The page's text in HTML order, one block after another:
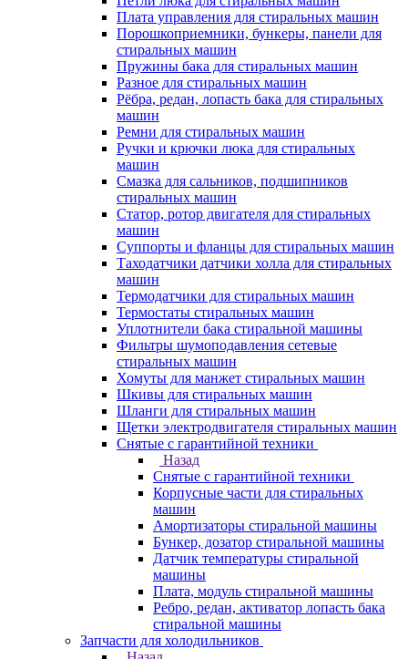
Плата управления для стиральных машин
Порошкоприемники, бункеры, панели для
стиральных машин
Пружины бака для стиральных машин
Разное для стиральных машин
Рёбра, редан, лопасть бака для стиральных
машин
Ремни для стиральных машин
Ручки и крючки люка для стиральных
машин
Смазка для сальников, подшипников
стиральных машин
Статор, ротор двигателя для стиральных
машин
Суппорты и фланцы для стиральных машин
Таходатчики датчики холла для стиральных
машин
Термодатчики для стиральных машин
Термостаты стиральных машин
Уплотнители бака стиральной машины
Фильтры шумоподавления сетевые
стиральных машин
Хомуты для манжет стиральных машин
Шкивы для стиральных машин
Шланги для стиральных машин
Щетки электродвигателя стиральных машин
Снятые с гарантийной техники
Назад
Снятые с гарантийной техники
Корпусные части для стиральных
машин
Амортизаторы стиральной машины
Бункер, дозатор стиральной машины
Датчик температуры стиральной
машины
Плата, модуль стиральной машины
Ребро, редан, активатор лопасть бака
стиральной машины
Запчасти для холодильников